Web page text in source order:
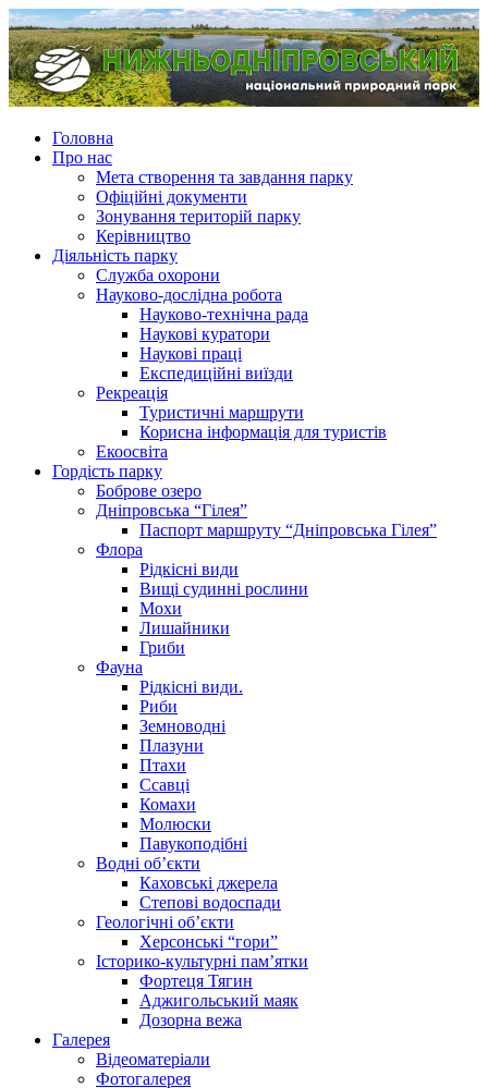
Головна
Про нас
Мета створення та завдання парку
Офіційні документи
Зонування територій парку
Керівництво
Діяльність парку
Служба охорони
Науково-дослідна робота
Науково-технічна рада
Наукові куратори
Наукові праці
Експедиційні виїзди
Рекреація
Туристичні маршрути
Корисна інформація для туристів
Екоосвіта
Гордість парку
Боброве озеро
Дніпровська “Гілея”
Паспорт маршруту “Дніпровська Гілея”
Флора
Рідкісні види
Вищі судинні рослини
Мохи
Лишайники
Гриби
Фауна
Рідкісні види.
Риби
Земноводні
Плазуни
Птахи
Ссавці
Комахи
Молюски
Павукоподібні
Водні об’єкти
Каховські джерела
Степові водоспади
Геологічні об’єкти
Херсонські “гори”
Історико-культурні пам’ятки
Фортеця Тягин
Аджигольський маяк
Дозорна вежа
Галерея
Відеоматеріали
Фотогалерея